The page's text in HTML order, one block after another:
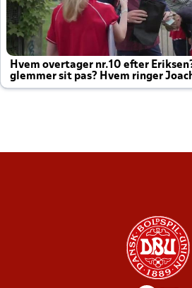
Hvem overtager nr.10 efter
glemmer sit pas? Hvem ringer
altid til efter kampe?